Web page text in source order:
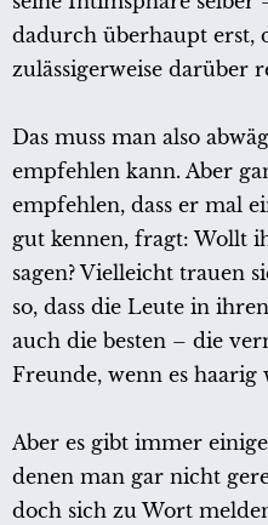
dadurch überhaupt erst,
zulässigerweise darüber
Das muss man also
empfehlen kann. Aber
empfehlen, dass er mal
gut kennen, fragt: Wollt
sagen? Vielleicht trauen
so, dass die Leute in
auch die besten – die
Freunde, wenn es haarig
Aber es gibt immer
denen man gar nicht
doch sich zu Wort